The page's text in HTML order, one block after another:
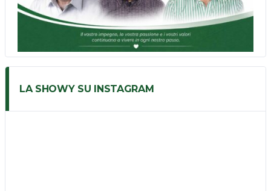
LA SHOWY SU INSTAGRAM